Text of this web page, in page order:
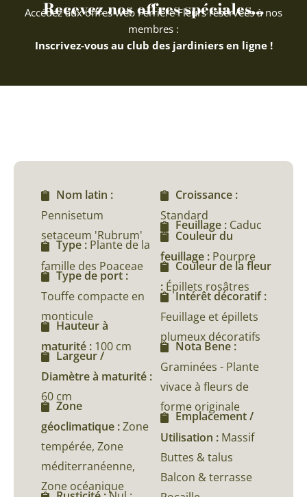
Recevez nos offres spéciales...
Accédez aux offres web Ferriere Fleurs réservées à nos
membres :
Inscrivez-vous au club des jardiniers en ligne !
Nom latin :
Pennisetum
setaceum 'Rubrum'
Type : Plante de la
famille des Poaceae
Type de port :
Touffe compacte en
monticule
Hauteur à
maturité : 100 cm
Largeur /
Diamètre à maturité :
60 cm
Zone
géoclimatique :Zone
tempérée, Zone
méditerranéenne,
Zone océanique
Croissance :
Standard
Feuillage : Caduc
Couleur du
feuillage : Pourpre
Couleur de la fleur
: Épillets rosâtres
Intérêt décoratif :
Feuillage et épillets
plumeux décoratifs
Nota Bene :
Graminées - Plante
vivace à fleurs de
forme originale
Emplacement /
Utilisation : Massif
Buttes & talus
Balcon & terrasse